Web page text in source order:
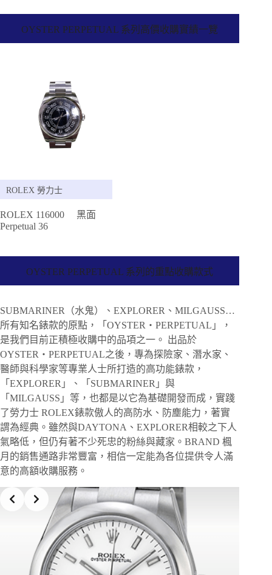
OYSTER PERPETUAL 系列高價收購實績一覽
ROLEX 勞力士
ROLEX 116000 黑面
Perpetual 36
OYSTER PERPETUAL 系列的重點收購款式
SUBMARINER（水鬼）、EXPLORER、MILGAUSS…
所有知名錶款的原點，「OYSTER・PERPETUAL」，
是我們目前正積極收購中的品項之一。 出品於
OYSTER・PERPETUAL之後，專為探險家、潛水家、
醫師與科學家等專業人士所打造的高功能錶款，
「EXPLORER」、「SUBMARINER」與
「MILGAUSS」等，也都是以它為基礎開發而成，實踐
了勞力士 ROLEX錶款傲人的高防水、防塵能力，著實
謂為經典。雖然與DAYTONA、EXPLORER相較之下人
氣略低，但仍有著不少死忠的粉絲與藏家。BRAND 楓
月的銷售通路非常豐富，相信一定能為各位提供令人滿
意的高額收購服務。